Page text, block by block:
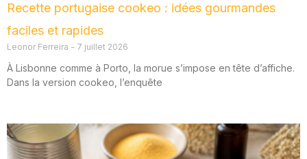
Recette portugaise cookeo : idées gourmandes
faciles et rapides
Leonor Ferreira 7 juillet 2026
À Lisbonne comme à Porto, la morue s’impose en tête d’affiche.
Dans la version cookeo, l’enquête